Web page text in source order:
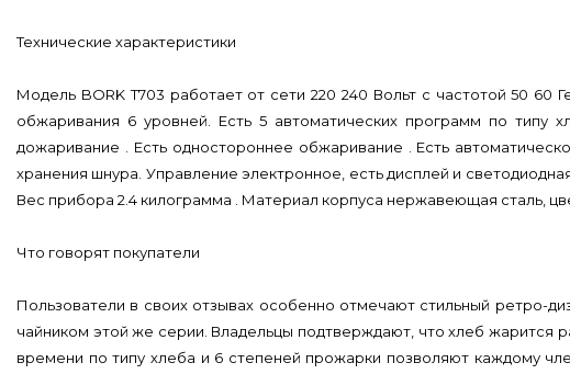
Технические характеристики
Модель BORK T703 работает от сети 220 240 Вольт с частотой 50
обжаривания 6 уровней. Есть 5 автоматических программ по
дожаривание . Есть одностороннее обжаривание . Есть
хранения шнура. Управление электронное, есть дисплей и
Вес прибора 2.4 килограмма . Материал корпуса нержавеющая сталь,
Что говорят покупатели
Пользователи в своих отзывах особенно отмечают стильный ретро-
чайником этой же серии. Владельцы подтверждают, что хлеб жарится
времени по типу хлеба и 6 степеней прожарки позволяют каждому